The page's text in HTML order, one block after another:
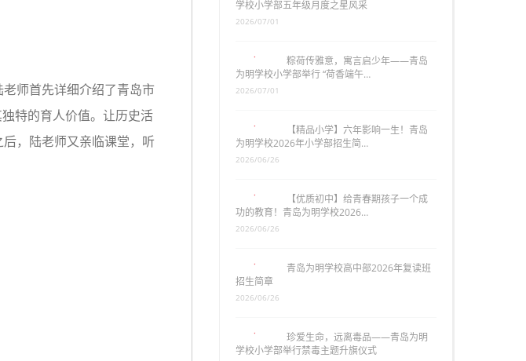
师首先详细介绍了青岛市
特的育人价值。让历史活
，陆老师又亲临课堂，听
学校小学部五年级月度之星风采
粽荷传雅意，寓言启少年——青岛
为明学校小学部举行 “荷香端午…
【精品小学】六年影响一生！青岛
为明学校2026年小学部招生简…
【优质初中】给青春期孩子一个成
功的教育！青岛为明学校2026…
青岛为明学校高中部2026年复读班
珍爱生命，远离毒品——青岛为明
学校小学部举行禁毒主题升旗仪式